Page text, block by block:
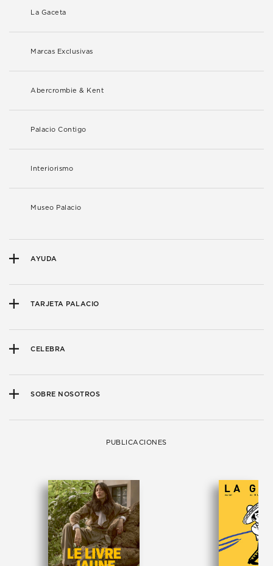
La Gaceta
Marcas Exclusivas
Abercrombie & Kent
Palacio Contigo
Interiorismo
Museo Palacio
AYUDA
TARJETA PALACIO
CELEBRA
SOBRE NOSOTROS
PUBLICACIONES